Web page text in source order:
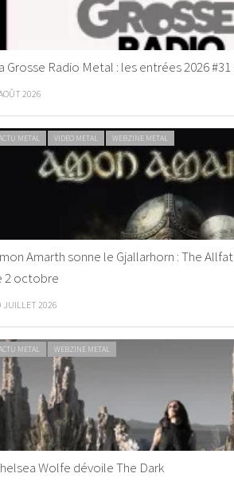
Grosse Radio Metal : les entrées 2026
2026
METAL VIDEO METAL WEBZINE METAL
Amarth sonne le Gjallarhorn : The
2 octobre
JUILLET 2026
METAL WEBZINE METAL
Wolfe dévoile The Dark